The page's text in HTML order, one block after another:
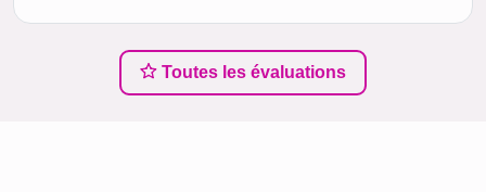
Toutes les évaluations